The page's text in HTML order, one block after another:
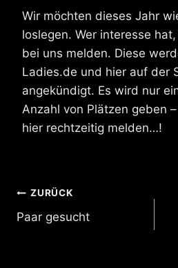
Wir möchten dieses Jahr
loslegen. Wer interesse
bei uns melden. Diese
Ladies.de und hier auf der
angekündigt. Es wird nur
Anzahl von Plätzen geben
hier rechtzeitig melden…!
ZURÜCK
Paar gesucht